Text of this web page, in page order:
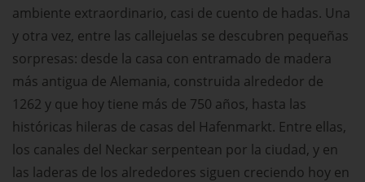
ambiente extraordinario, casi de cuento de hadas. Una
y otra vez, entre las callejuelas se descubren pequeñas
sorpresas: desde la casa con entramado de madera
más antigua de Alemania, construida alrededor de
1262 y que hoy tiene más de 750 años, hasta las
históricas hileras de casas del Hafenmarkt. Entre ellas,
los canales del Neckar serpentean por la ciudad, y en
las laderas de los alrededores siguen creciendo hoy en